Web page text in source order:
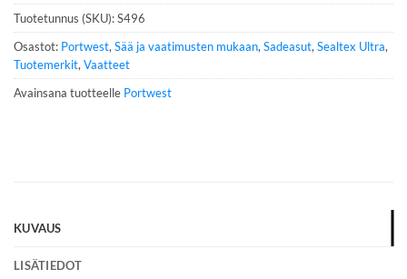
n
u
m
e
r
o
Tuotetunnus (SKU):S496
Osastot: Portwest, Sää ja vaatimusten mukaan, Sadeasut, Sealtex Ultra,
Tuotemerkit, Vaatteet
Avainsana tuotteelle Portwest
KUVAUS
LISÄTIEDOT